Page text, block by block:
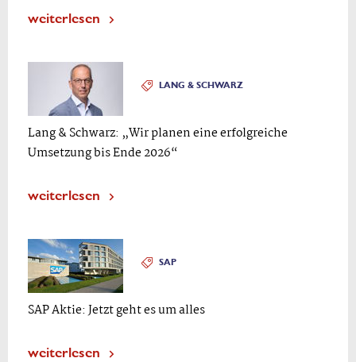
weiterlesen
LANG & SCHWARZ
Lang & Schwarz: „Wir planen eine erfolgreiche
Umsetzung bis Ende 2026“
weiterlesen
SAP
SAP Aktie: Jetzt geht es um alles
weiterlesen